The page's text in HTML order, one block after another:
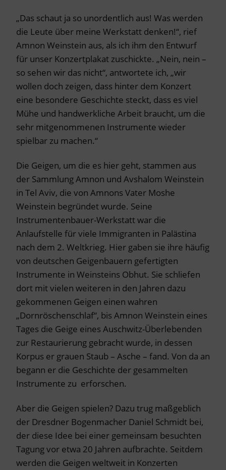
„Das schaut ja so unordentlich aus! Was werden
die Leute über meine Werkstatt denken!“, rief
Amnon Weinstein aus, als ich ihm den Entwurf
für unser Konzertplakat zuschickte. „Nein, nein –
so sehen wir das nicht“, antwortete ich, „wir
wollen doch zeigen, dass hinter dem Konzert
eine besondere Geschichte steckt, dass es viel
Mühe und handwerkliche Arbeit braucht, um die
sehr mitgenommenen Instrumente wieder
spielbar zu machen.“
Die Geigen, um die es hier geht, stammen aus
der Sammlung Amnon und Avshalom Weinstein
in Tel Aviv, die von Amnons Vater Moshe
Weinstein begründet wurde. Seine
Instrumentenbauer-Werkstatt war die
Anlaufstelle für viele Immigranten in Palästina
nach dem 2. Weltkrieg. Hier gaben sie ihre häufig
von deutschen Geigenbauern gefertigten
Instrumente in Weinsteins Obhut. Sie schliefen
dort mit vielen weiteren in den Jahren dazu
gekommenen Geigen einen wahren
„Dornröschenschlaf“, bis Amnon Weinstein eines
Tages die Geige eines Auschwitz-Überlebenden
zur Restaurierung gebracht wurde, in dessen
Korpus er grauen Staub – Asche – fand. Von da an
begann er die Geschichte der gesammelten
Instrumente zu erforschen.
Aber die Geigen spielen? Dazu trug maßgeblich
der Dresdner Bogenmacher Daniel Schmidt bei,
der diese Idee bei einer gemeinsam besuchten
Tagung vor etwa 20 Jahren aufbrachte. Seitdem
werden die Geigen weltweit in Konzerten